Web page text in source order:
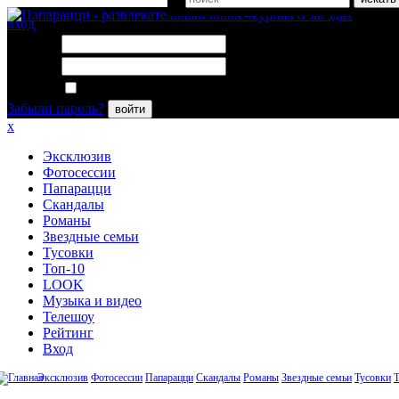
вход
Забыли пароль?
войти
x
Эксклюзив
Фотосессии
Папарацци
Скандалы
Романы
Звездные семьи
Тусовки
Топ-10
LOOK
Музыка и видео
Телешоу
Рейтинг
Вход
Эксклюзив Фотосессии Папарацци Скандалы Романы Звездные семьи Тусовки